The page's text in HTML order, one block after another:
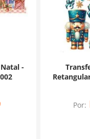
-
Por: